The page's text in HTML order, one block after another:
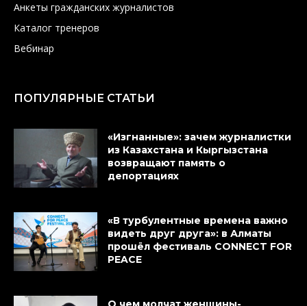
Анкеты гражданских журналистов
Каталог тренеров
Вебинар
ПОПУЛЯРНЫЕ СТАТЬИ
«Изгнанные»: зачем журналистки
из Казахстана и Кыргызстана
возвращают память о
депортациях
«В турбулентные времена важно
видеть друг друга»: в Алматы
прошёл фестиваль CONNECT FOR
PEACE